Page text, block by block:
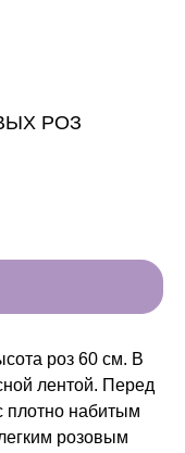
РОЗ
роз 60 см. В
лентой. Перед
набитым
розовым